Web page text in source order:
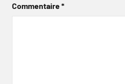
Commentaire*